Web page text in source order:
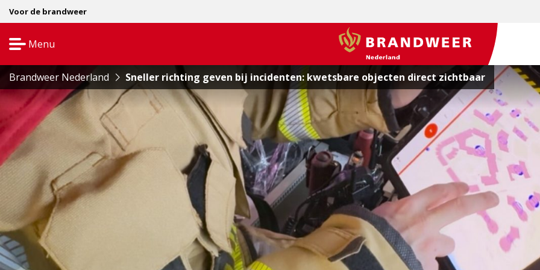
Voor de brandweer
Menu
navigatie
BrandweerNederland.nl
Brandweer Nederland Sneller richting geven bij incidenten: kwetsbare objecten direct zichtbaar